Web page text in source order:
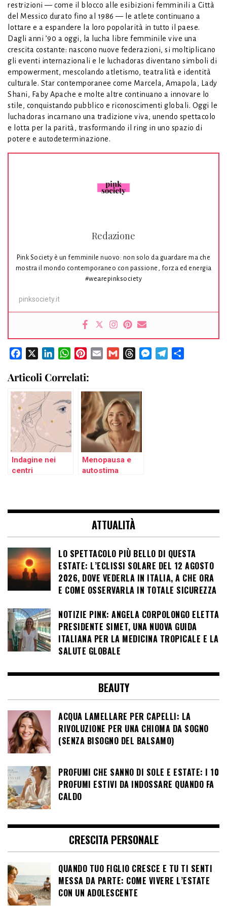
restrizioni — come il blocco alle esibizioni femminili a Città
del Messico durato fino al 1986 — le atlete continuano a
lottare e a espandere la loro popolarità in tutto il paese.
Dagli anni ’90 a oggi, la lucha libre femminile vive una
crescita costante: nascono nuove federazioni, si moltiplicano
gli eventi internazionali e le luchadoras diventano simboli di
empowerment, mescolando atletismo, teatralità e identità
culturale. Star contemporanee come Marcela, Amapola, Lady
Shani, Faby Apache e molte altre continuano a innovare lo
stile, conquistando pubblico e riconoscimenti globali. Oggi le
luchadoras incarnano una tradizione viva, unendo spettacolo
e lotta per la parità, trasformando il ring in uno spazio di
potere e autodeterminazione.
Redazione
Pink Society è un femminile nuovo: non solo da guardare ma che
mostra il mondo contemporaneo con passione, forza ed energia
#wearepinksociety
pinksociety.it
Facebook LinkedInWhatsAppPinterest
Email Gmail ThreadsMessenger
Telegram
Articoli Correlati:
Indagine nei
centri
rinuncia a
cura. Nasce il
salute è di tutte’.
Menopausa e
autostima
del proprio
corpo ma
chiede più
rappresentazione
ATTUALITÀ
LO SPETTACOLO PIÙ BELLO DI QUESTA
ESTATE: L’ECLISSI SOLARE DEL 12 AGOSTO
2026, DOVE VEDERLA IN ITALIA, A CHE ORA
E COME OSSERVARLA IN TOTALE SICUREZZA
NOTIZIE PINK: ANGELA CORPOLONGO ELETTA
PRESIDENTE SIMET, UNA NUOVA GUIDA
ITALIANA PER LA MEDICINA TROPICALE E LA
SALUTE GLOBALE
BEAUTY
ACQUA LAMELLARE PER CAPELLI: LA
RIVOLUZIONE PER UNA CHIOMA DA SOGNO
(SENZA BISOGNO DEL BALSAMO)
PROFUMI CHE SANNO DI SOLE E ESTATE: I 10
PROFUMI ESTIVI DA INDOSSARE QUANDO FA
CALDO
CRESCITA PERSONALE
QUANDO TUO FIGLIO CRESCE E TU TI SENTI
MESSA DA PARTE: COME VIVERE L’ESTATE
CON UN ADOLESCENTE